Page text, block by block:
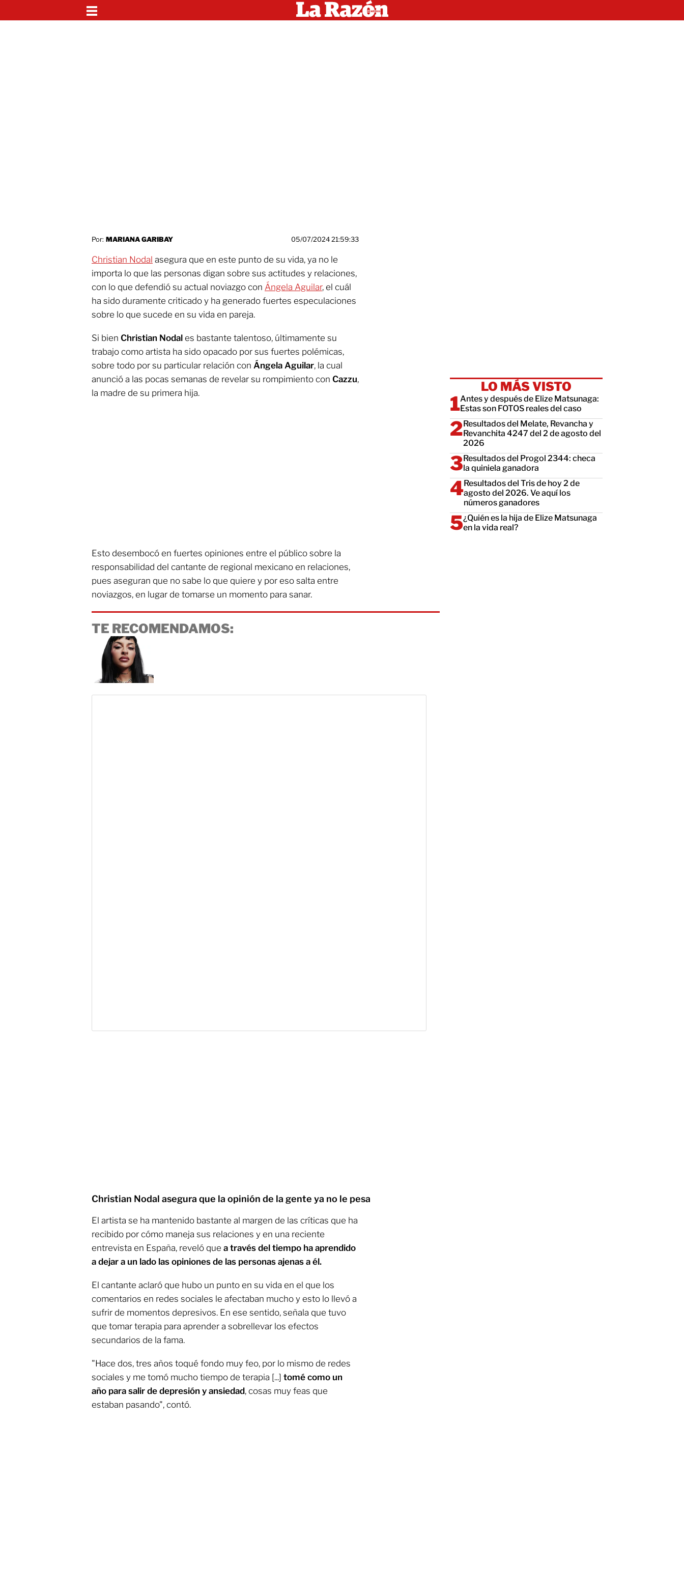
Por: MARIANA GARIBAY 05/07/2024 21:59:33
Christian Nodal asegura que en este punto de su vida, ya no le
importa lo que las personas digan sobre sus actitudes y relaciones,
con lo que defendió su actual noviazgo con Ángela Aguilar, el cuál
ha sido duramente criticado y ha generado fuertes especulaciones
sobre lo que sucede en su vida en pareja.
Si bien Christian Nodal es bastante talentoso, últimamente su
trabajo como artista ha sido opacado por sus fuertes polémicas,
sobre todo por su particular relación con Ángela Aguilar, la cual
anunció a las pocas semanas de revelar su rompimiento con Cazzu,
la madre de su primera hija.
Esto desembocó en fuertes opiniones entre el público sobre la
responsabilidad del cantante de regional mexicano en relaciones,
pues aseguran que no sabe lo que quiere y por eso salta entre
noviazgos, en lugar de tomarse un momento para sanar.
TE RECOMENDAMOS:
Christian Nodal asegura que la opinión de la gente ya no le pesa
El artista se ha mantenido bastante al margen de las críticas que ha
recibido por cómo maneja sus relaciones y en una reciente
entrevista en España, reveló que a través del tiempo ha aprendido
a dejar a un lado las opiniones de las personas ajenas a él.
El cantante aclaró que hubo un punto en su vida en el que los
comentarios en redes sociales le afectaban mucho y esto lo llevó a
sufrir de momentos depresivos. En ese sentido, señala que tuvo
que tomar terapia para aprender a sobrellevar los efectos
secundarios de la fama.
"Hace dos, tres años toqué fondo muy feo, por lo mismo de redes
sociales y me tomó mucho tiempo de terapia [...] tomé como un
año para salir de depresión y ansiedad, cosas muy feas que
estaban pasando", contó.
LO MÁS VISTO
Antes y después de Elize Matsunaga:
Estas son FOTOS reales del caso
Resultados del Melate, Revancha y
Revanchita 4247 del 2 de agosto del
2026
Resultados del Progol 2344: checa
la quiniela ganadora
Resultados del Tris de hoy 2 de
agosto del 2026. Ve aquí los
números ganadores
¿Quién es la hija de Elize Matsunaga
en la vida real?